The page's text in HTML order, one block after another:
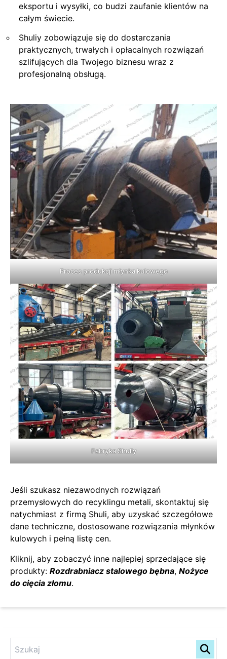
eksportu i wysyłki, co budzi zaufanie klientów na
całym świecie.
Shuliy zobowiązuje się do dostarczania
praktycznych, trwałych i opłacalnych rozwiązań
szlifujących dla Twojego biznesu wraz z
profesjonalną obsługą.
Proces produkcji młynka kulowego
Fabryka Shuliy
Jeśli szukasz niezawodnych rozwiązań
przemysłowych do recyklingu metali, skontaktuj się
natychmiast z firmą Shuli, aby uzyskać szczegółowe
dane techniczne, dostosowane rozwiązania młynków
kulowych i pełną listę cen.
Kliknij, aby zobaczyć inne najlepiej sprzedające się
produkty: Rozdrabniacz stalowego bębna, Nożyce
do cięcia złomu.